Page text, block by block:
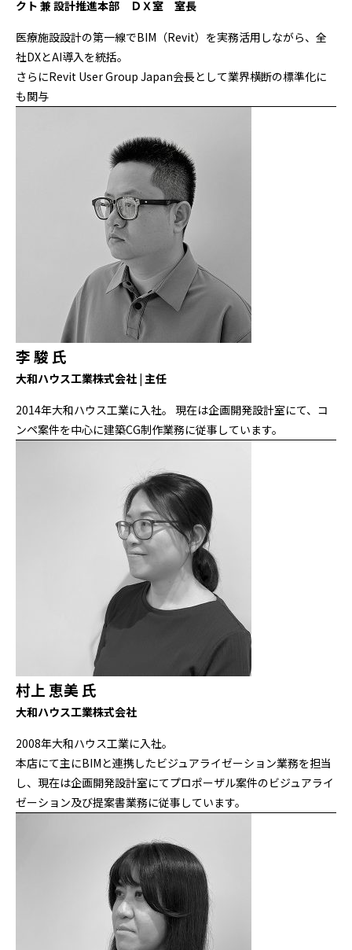
クト 兼 設計推進本部 ＤＸ室 室長
医療施設設計の第一線でBIM（Revit）を実務活用しながら、全
社DXとAI導入を統括。
さらにRevit User Group Japan会長として業界横断の標準化に
も関与
李 駿 氏
大和ハウス工業株式会社 | 主任
2014年大和ハウス工業に入社。 現在は企画開発設計室にて、コ
ンペ案件を中心に建築CG制作業務に従事しています。
村上 恵美 氏
大和ハウス工業株式会社
2008年大和ハウス工業に入社。
本店にて主にBIMと連携したビジュアライゼーション業務を担当
し、現在は企画開発設計室にてプロポーザル案件のビジュアライ
ゼーション及び提案書業務に従事しています。